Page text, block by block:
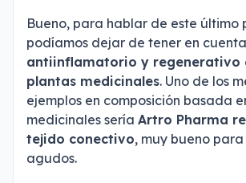
Bueno, para hablar de este último
podíamos dejar de tener en
antiinflamatorio y regenerativo
plantas medicinales. Uno de los
ejemplos en composición basada
medicinales sería Artro Pharma
tejido conectivo, muy bueno para
agudos.